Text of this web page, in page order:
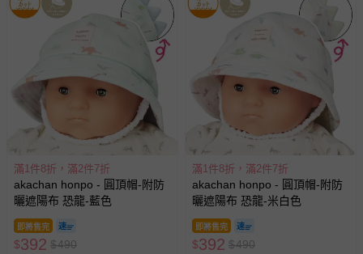
滿1件8折，滿2件7折
akachan honpo - 圓頂帽-附防
曬遮陽布 恐龍-藍色
即將售完
$392 $490
滿1件8折，滿2件7折
akachan honpo - 圓頂帽-附防
曬遮陽布 恐龍-米白色
即將售完
$392 $490